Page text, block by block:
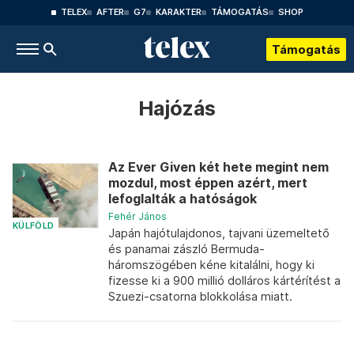
TELEX AFTER G7 KARAKTER TÁMOGATÁS SHOP
Támogatás
Hajózás
KÜLFÖLD
Az Ever Given két hete megint nem
mozdul, most éppen azért, mert
lefoglalták a hatóságok
Fehér János
Japán hajótulajdonos, tajvani üzemeltető
és panamai zászló Bermuda-
háromszögében kéne kitalálni, hogy ki
fizesse ki a 900 millió dolláros kártérítést a
Szuezi-csatorna blokkolása miatt.